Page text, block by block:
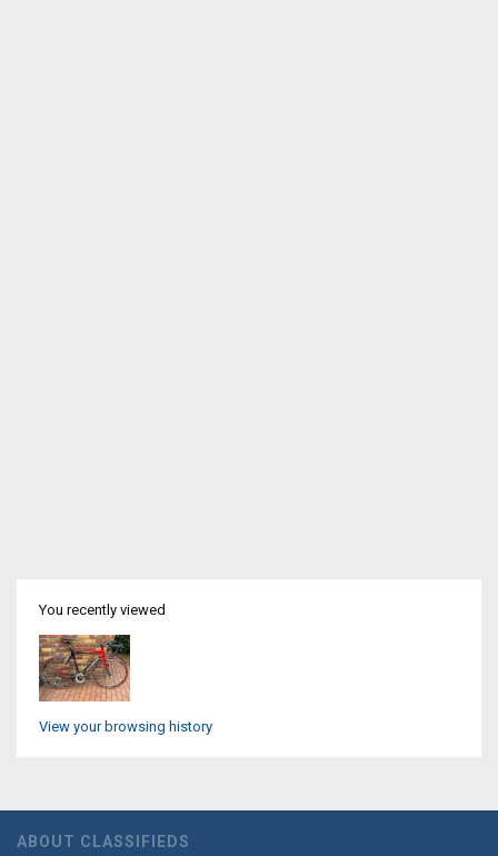
You recently viewed
View your browsing history
ABOUT CLASSIFIEDS